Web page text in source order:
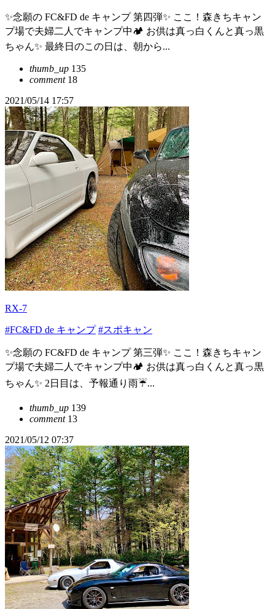
✨念願の FC&FD de キャンプ 第四弾✨ ここ！森きちキャン
プ場で夫婦二人でキャンプ中🏕 お供は真っ白くんと真っ黒
ちゃん✨ 最終日のこの日は、朝から...
thumb_up 135
comment18
2021/05/14 17:57
RX-7
#FC&FD de キャンプ #スポキャン
✨念願の FC&FD de キャンプ 第三弾✨ ここ！森きちキャン
プ場で夫婦二人でキャンプ中🏕 お供は真っ白くんと真っ黒
ちゃん✨ 2日目は、予報通り雨☔️...
thumb_up 139
comment13
2021/05/12 07:37